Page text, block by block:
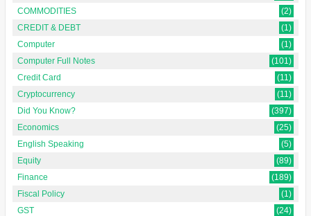
COMMODITIES
(2)
CREDIT & DEBT
(1)
Computer
(1)
Computer Full Notes
(101)
Credit Card
(11)
Cryptocurrency
(11)
Did You Know?
(397)
Economics
(25)
English Speaking
(5)
Equity
(89)
Finance
(189)
Fiscal Policy
(1)
GST
(24)